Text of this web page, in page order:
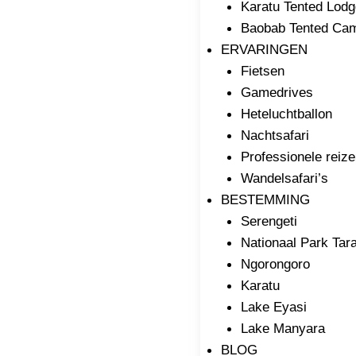
Karatu Tented
Baobab Tented
ERVARINGEN
Fietsen
Gamedrives
Heteluchtballon
Nachtsafari
Professionele
Wandelsafari’s
BESTEMMING
Serengeti
Nationaal Park
Ngorongoro
Karatu
Lake Eyasi
Lake Manyara
BLOG